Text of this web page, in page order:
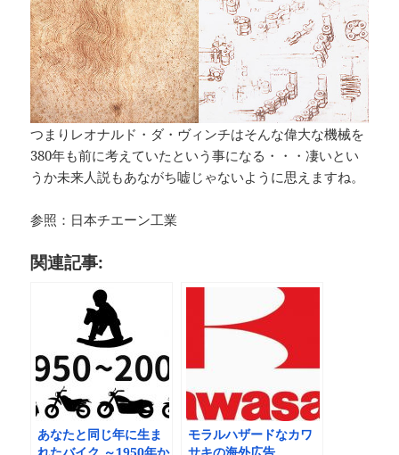
つまりレオナルド・ダ・ヴィンチはそんな偉大な機械を
380年も前に考えていたという事になる・・・凄いとい
うか未来人説もあながち嘘じゃないように思えますね。
参照：日本チエーン工業
関連記事:
あなたと同じ年に生ま
モラルハザードなカワ